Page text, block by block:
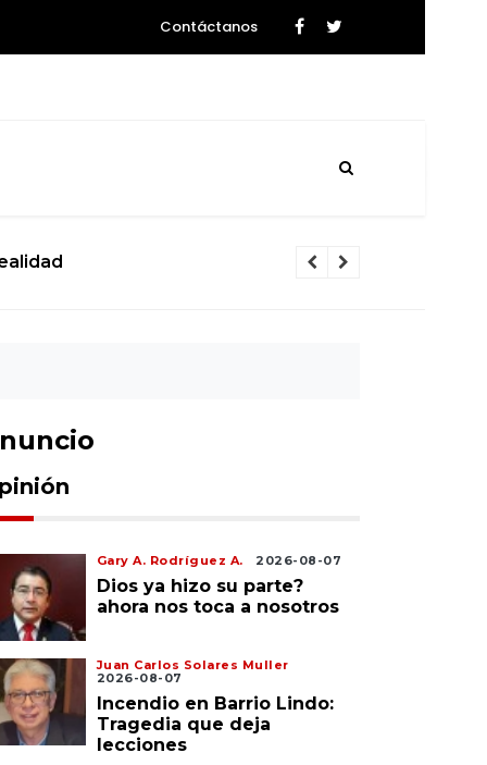
Contáctanos
del Caos que rozará la Tierra
Gary A. Rodríguez A. 2026-08-07
Dios ya hizo su parte?
ahora nos toca a nosotros
Juan Carlos Solares Muller
2026-08-07
Incendio en Barrio Lindo:
Tragedia que deja
lecciones